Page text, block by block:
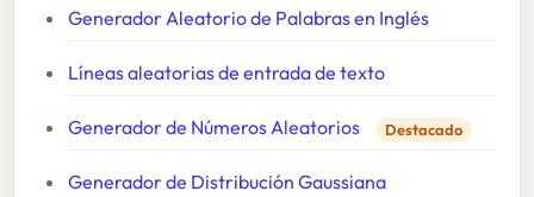
Generador Aleatorio de Palabras en Inglés
Líneas aleatorias de entrada de texto
Generador de Números Aleatorios Destacado
Generador de Distribución Gaussiana